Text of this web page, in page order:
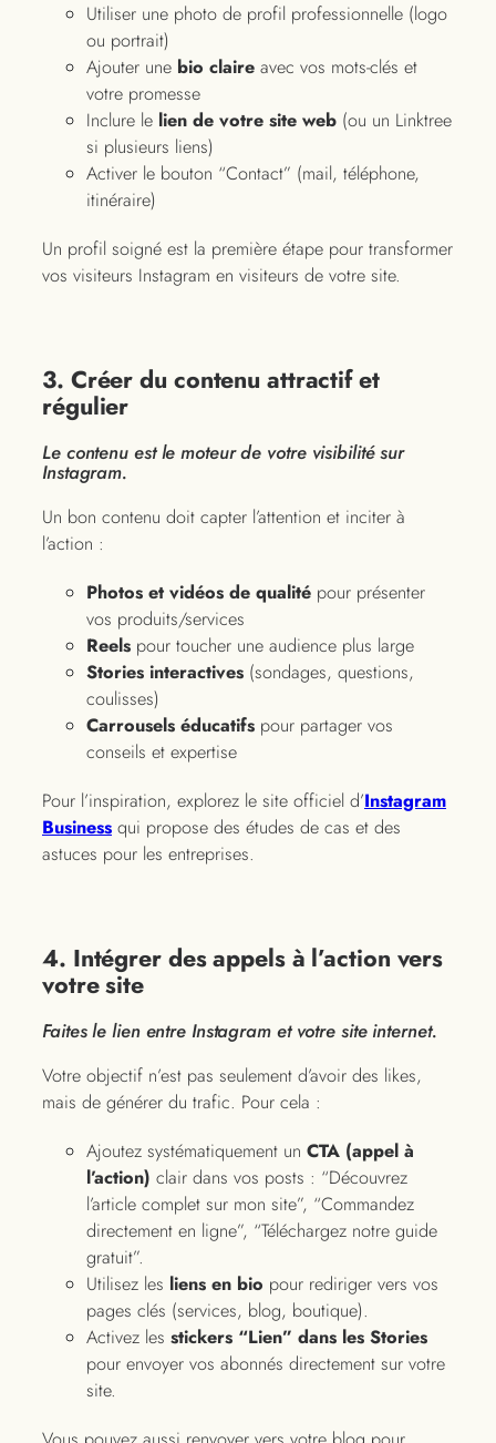
Utiliser une photo de profil professionnelle (logo
ou portrait)
Ajouter une bio claire avec vos mots-clés et
votre promesse
Inclure le lien de votre site web (ou un Linktree
si plusieurs liens)
Activer le bouton “Contact” (mail, téléphone,
itinéraire)
Un profil soigné est la première étape pour transformer
vos visiteurs Instagram en visiteurs de votre site.
3. Créer du contenu attractif et
régulier
Le contenu est le moteur de votre visibilité sur
Instagram.
Un bon contenu doit capter l’attention et inciter à
l’action :
Photos et vidéos de qualité pour présenter
vos produits/services
Reels pour toucher une audience plus large
Stories interactives (sondages, questions,
coulisses)
Carrousels éducatifs pour partager vos
conseils et expertise
Pour l’inspiration, explorez le site officiel d’Instagram
Business qui propose des études de cas et des
astuces pour les entreprises.
4. Intégrer des appels à l’action vers
votre site
Faites le lien entre Instagram et votre site internet.
Votre objectif n’est pas seulement d’avoir des likes,
mais de générer du trafic. Pour cela :
Ajoutez systématiquement un CTA (appel à
l’action) clair dans vos posts : “Découvrez
l’article complet sur mon site”, “Commandez
directement en ligne”, “Téléchargez notre guide
gratuit”.
Utilisez les liens en bio pour rediriger vers vos
pages clés (services, blog, boutique).
Activez les stickers “Lien” dans les Stories
pour envoyer vos abonnés directement sur votre
site.